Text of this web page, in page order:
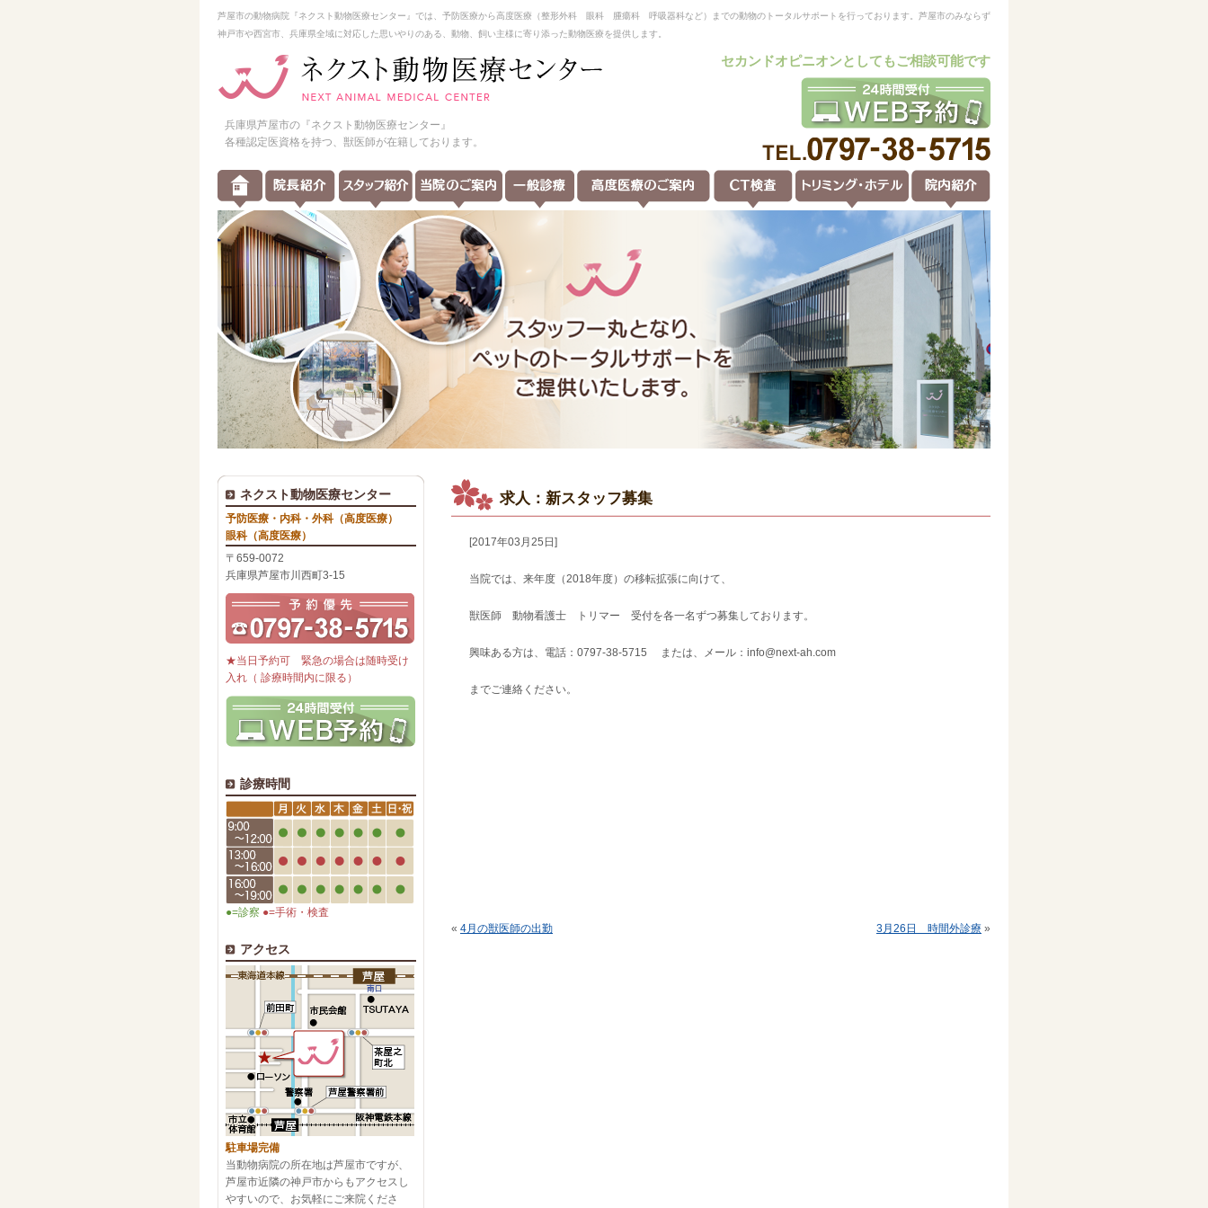
芦屋市の動物病院『ネクスト動物医療センター』では、予防医療から高度医療（整形外科 眼科 腫瘍科 呼吸器科など）までの動物のトータルサポートを行っております。芦屋市のみならず
神戸市や西宮市、兵庫県全域に対応した思いやりのある、動物、飼い主様に寄り添った動物医療を提供します。
セカンドオピニオンとしてもご相談可能です
兵庫県芦屋市の『ネクスト動物医療センター』
各種認定医資格を持つ、獣医師が在籍しております。
求人：新スタッフ募集
[2017年03月25日]
当院では、来年度（2018年度）の移転拡張に向けて、
獣医師 動物看護士 トリマー 受付を各一名ずつ募集しております。
興味ある方は、電話：0797-38-5715 または、メール：info@next-ah.com
までご連絡ください。
« 4月の獣医師の出勤 3月26日 時間外診療 »
ネクスト動物医療センター
予防医療・内科・外科（高度医療）
眼科（高度医療）
〒659-0072
兵庫県芦屋市川西町3-15
★当日予約可 緊急の場合は随時受け
入れ（ 診療時間内に限る）
診療時間
●=診察 ●=手術・検査
アクセス
駐車場完備
当動物病院の所在地は芦屋市ですが、
芦屋市近隣の神戸市からもアクセスし
やすいので、お気軽にご来院くださ